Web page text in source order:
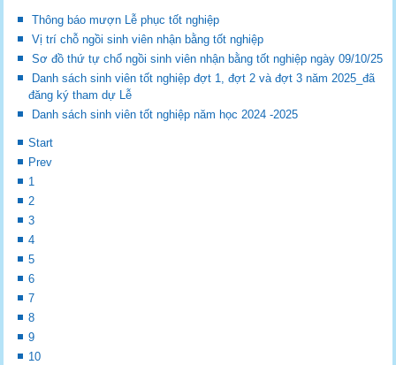
Thông báo mượn Lễ phục tốt nghiệp
Vị trí chỗ ngồi sinh viên nhận bằng tốt nghiệp
Sơ đồ thứ tự chổ ngồi sinh viên nhận bằng tốt nghiệp ngày 09/10/25
Danh sách sinh viên tốt nghiệp đợt 1, đợt 2 và đợt 3 năm 2025_đã
đăng ký tham dự Lễ
Danh sách sinh viên tốt nghiệp năm học 2024 -2025
Start
Prev
1
2
3
4
5
6
7
8
9
10